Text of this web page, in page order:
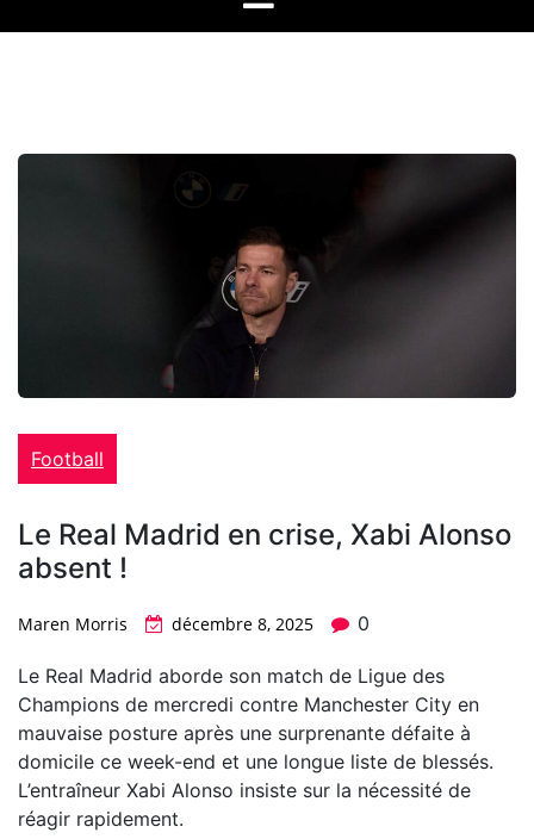
Football
Le Real Madrid en crise, Xabi Alonso
absent !
Maren Morris décembre 8, 2025 0
Le Real Madrid aborde son match de Ligue des
Champions de mercredi contre Manchester City en
mauvaise posture après une surprenante défaite à
domicile ce week-end et une longue liste de blessés.
L’entraîneur Xabi Alonso insiste sur la nécessité de
réagir rapidement.